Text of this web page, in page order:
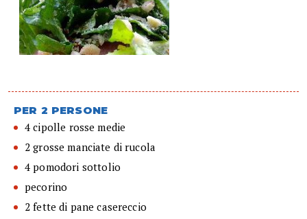
PER 2 PERSONE
4 cipolle rosse medie
2 grosse manciate di rucola
4 pomodori sottolio
pecorino
2 fette di pane casereccio